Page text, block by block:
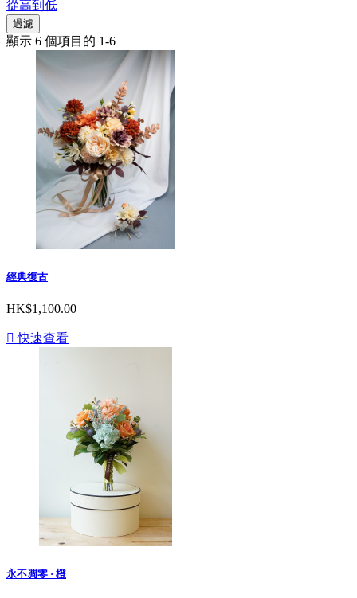
從高到低
過濾
顯示 6 個項目的 1-6
經典復古
HK$1,100.00
 快速查看
永不凋零 · 橙